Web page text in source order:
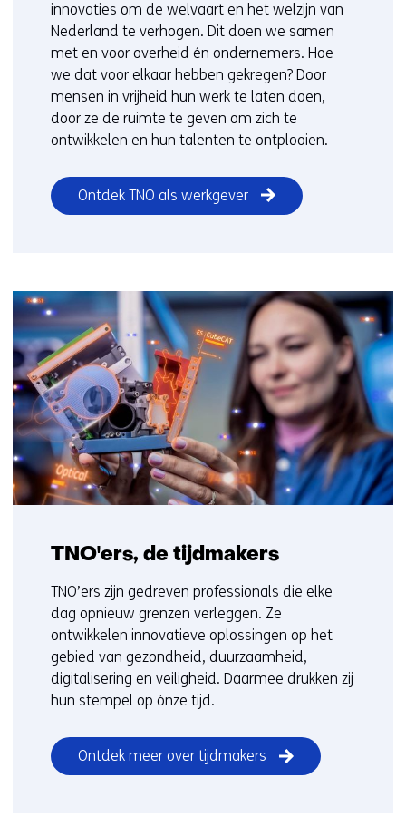
innovaties om de welvaart en het welzijn van
Nederland te verhogen. Dit doen we samen
met en voor overheid én ondernemers. Hoe
we dat voor elkaar hebben gekregen? Door
mensen in vrijheid hun werk te laten doen,
door ze de ruimte te geven om zich te
ontwikkelen en hun talenten te ontplooien.
Ontdek TNO als werkgever
TNO'ers, de tijdmakers
TNO’ers zijn gedreven professionals die elke
dag opnieuw grenzen verleggen. Ze
ontwikkelen innovatieve oplossingen op het
gebied van gezondheid, duurzaamheid,
digitalisering en veiligheid. Daarmee drukken zij
hun stempel op ónze tijd.
Ontdek meer over tijdmakers